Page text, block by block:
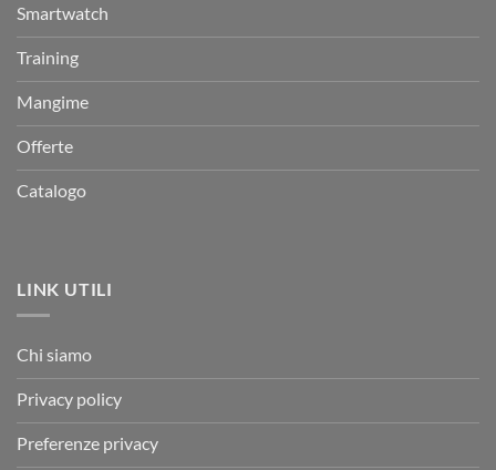
Smartwatch
Training
Mangime
Offerte
Catalogo
LINK UTILI
Chi siamo
Privacy policy
Preferenze privacy